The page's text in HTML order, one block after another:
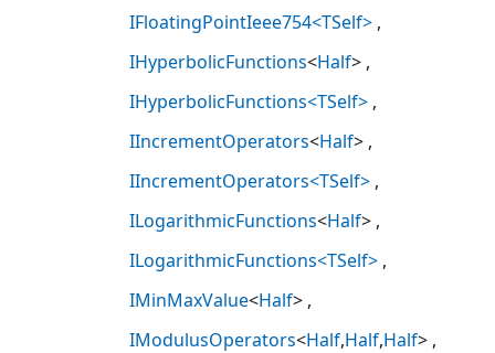
IFloatingPointIeee754<TSelf>
IHyperbolicFunctions<Half>
IHyperbolicFunctions<TSelf>
IIncrementOperators<Half>
IIncrementOperators<TSelf>
ILogarithmicFunctions<Half>
ILogarithmicFunctions<TSelf>
IMinMaxValue<Half>
IModulusOperators<Half,Half,Half>